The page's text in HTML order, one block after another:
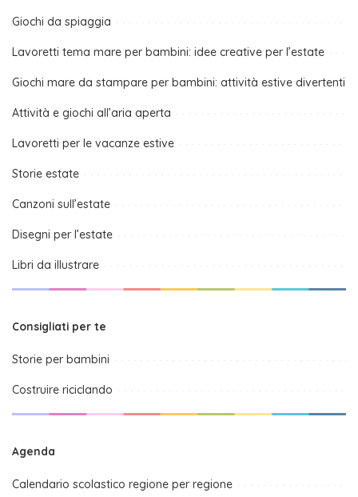
Giochi da spiaggia
Lavoretti tema mare per bambini: idee creative per l’estate
Giochi mare da stampare per bambini: attività estive divertenti
Attività e giochi all’aria aperta
Lavoretti per le vacanze estive
Storie estate
Canzoni sull’estate
Disegni per l’estate
Libri da illustrare
Consigliati per te
Storie per bambini
Costruire riciclando
Agenda
Calendario scolastico regione per regione